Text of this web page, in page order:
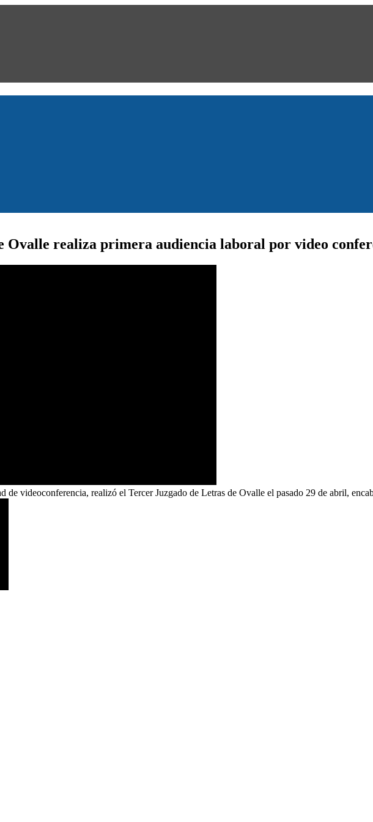
Ovalle realiza primera audiencia laboral por video
de videoconferencia, realizó el Tercer Juzgado de Letras de Ovalle el pasado 29 de abril,